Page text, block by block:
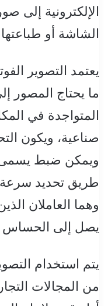
الإلكترونية إلى
الشاشة أو
يعتمد التصوير
ما يحتاج المصور
المتواجدة في
صناعية، ويكون
ويمكن ضبط يسمى
طريق تحديد سرعة
وهما العاملان
يصل إلى الحساس
يتم استخدام
من المجالات